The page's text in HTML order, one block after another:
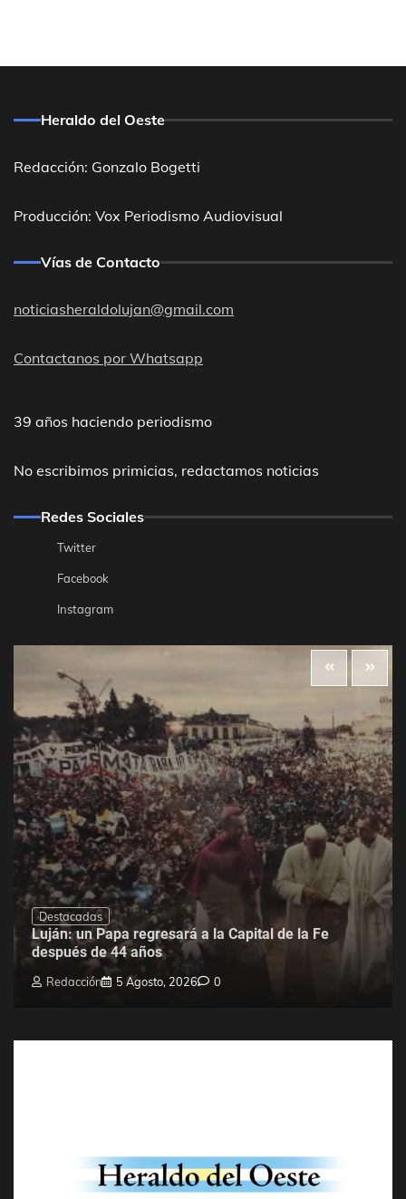
Heraldo del Oeste
Redacción: Gonzalo Bogetti
Producción: Vox Periodismo Audiovisual
Vías de Contacto
noticiasheraldolujan@gmail.com
Contactanos por Whatsapp
39 años haciendo periodismo
No escribimos primicias, redactamos noticias
Redes Sociales
Twitter
Facebook
Instagram
Destacadas
Luján: un Papa regresará a la Capital de la Fe
después de 44 años
Redacción 5 Agosto, 2026 0